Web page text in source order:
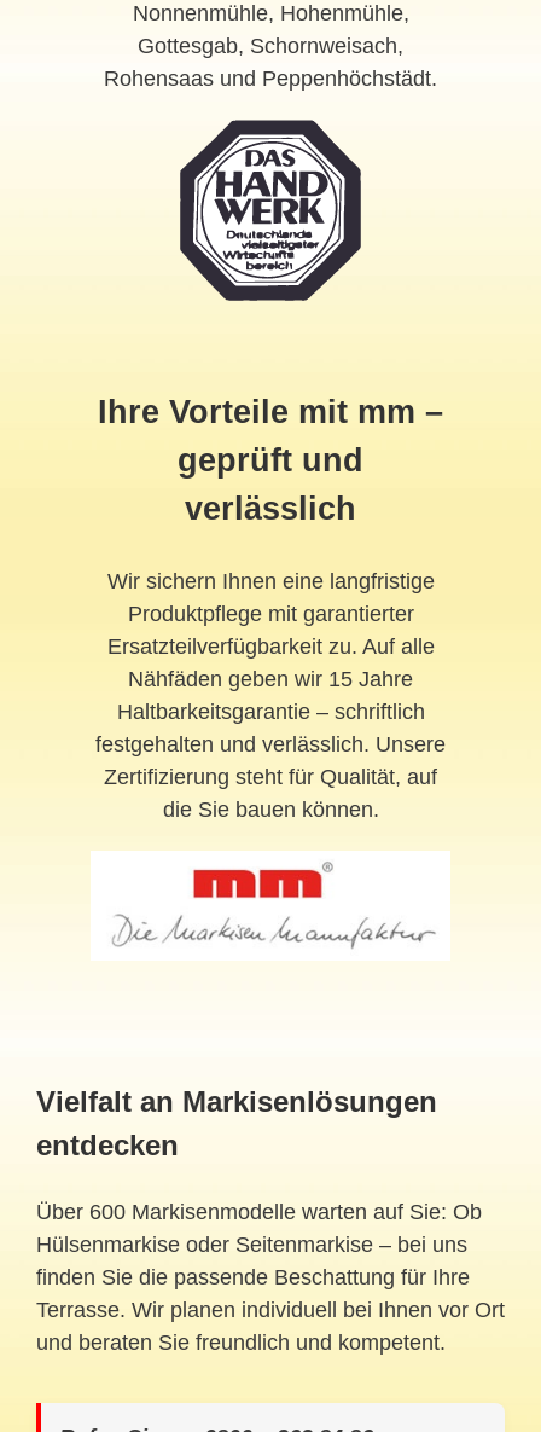
Nonnenmühle, Hohenmühle,
Gottesgab, Schornweisach,
Rohensaas und Peppenhöchstädt.
Ihre Vorteile mit mm –
geprüft und
verlässlich
Wir sichern Ihnen eine langfristige
Produktpflege mit garantierter
Ersatzteilverfügbarkeit zu. Auf alle
Nähfäden geben wir 15 Jahre
Haltbarkeitsgarantie – schriftlich
festgehalten und verlässlich. Unsere
Zertifizierung steht für Qualität, auf
die Sie bauen können.
Vielfalt an Markisenlösungen
entdecken
Über 600 Markisenmodelle warten auf Sie: Ob
Hülsenmarkise oder Seitenmarkise – bei uns
finden Sie die passende Beschattung für Ihre
Terrasse. Wir planen individuell bei Ihnen vor Ort
und beraten Sie freundlich und kompetent.